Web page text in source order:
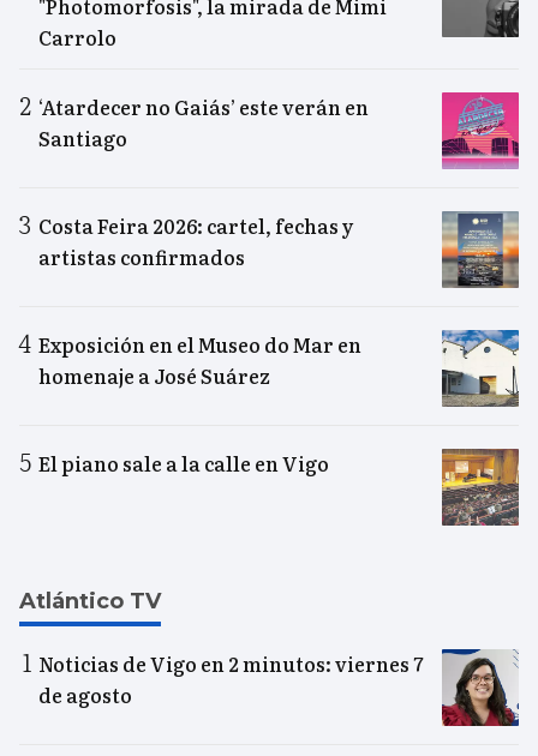
"Photomorfosis", la mirada de Mimi
Carrolo
‘Atardecer no Gaiás’ este verán en
Santiago
Costa Feira 2026: cartel, fechas y
artistas confirmados
Exposición en el Museo do Mar en
homenaje a José Suárez
El piano sale a la calle en Vigo
Atlántico TV
Noticias de Vigo en 2 minutos: viernes 7
de agosto